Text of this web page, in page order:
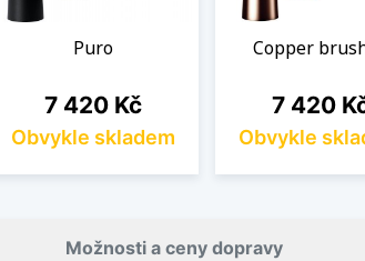
Puro
Cena
7 420 Kč
Obvykle skladem
Copper
Cena
7 420
Obvykle
Možnosti a ceny dopravy